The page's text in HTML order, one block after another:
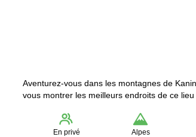
Aventurez-vous dans les montagnes de
vous montrer les meilleurs endroits de ce
En privé Alpes